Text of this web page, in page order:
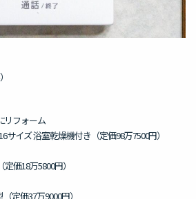
リフォーム
サイズ 浴室乾燥機付き（定価98万7500円）
価18万5800円）
定価37万9000円）